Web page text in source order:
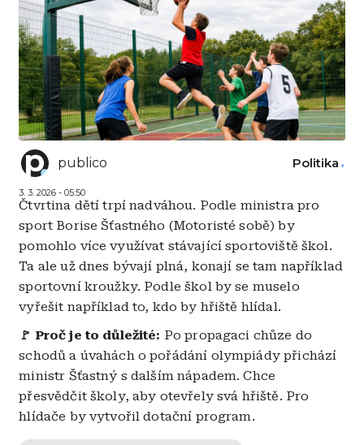
publico
3. 3. 2026 - 05:50
Politika
Čtvrtina dětí trpí nadváhou. Podle ministra pro
sport Borise Šťastného (Motoristé sobě) by
pomohlo více využívat stávající sportoviště škol.
Ta ale už dnes bývají plná, konají se tam například
sportovní kroužky. Podle škol by se muselo
vyřešit například to, kdo by hřiště hlídal.
🚩 Proč je to důležité: Po propagaci chůze do
schodů a úvahách o pořádání olympiády přichází
ministr Šťastný s dalším nápadem. Chce
přesvědčit školy, aby otevřely svá hřiště. Pro
hlídače by vytvořil dotační program.